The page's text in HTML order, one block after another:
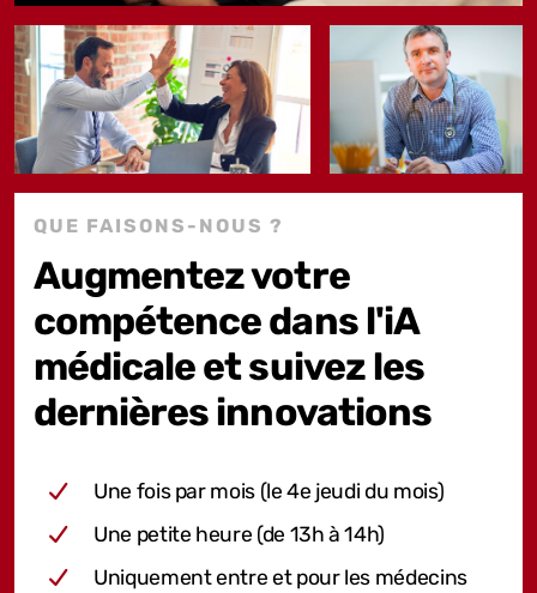
QUE FAISONS-NOUS ?
Augmentez votre
compétence dans l'iA
médicale et suivez les
dernières innovations
Une fois par mois (le 4e jeudi du mois)
Une petite heure (de 13h à 14h)
Uniquement entre et pour les médecins